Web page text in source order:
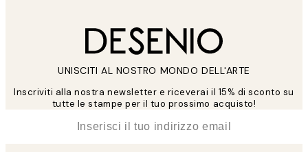
UNISCITI AL NOSTRO MONDO DELL'ARTE
Inscriviti alla nostra newsletter e riceverai il 15% di sconto su
tutte le stampe per il tuo prossimo acquisto!